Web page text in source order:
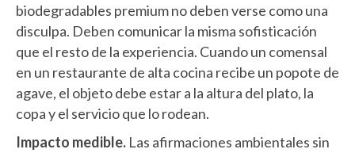
biodegradables premium no deben verse como una
disculpa. Deben comunicar la misma sofisticación
que el resto de la experiencia. Cuando un comensal
en un restaurante de alta cocina recibe un popote de
agave, el objeto debe estar a la altura del plato, la
copa y el servicio que lo rodean.
Impacto medible. Las afirmaciones ambientales sin